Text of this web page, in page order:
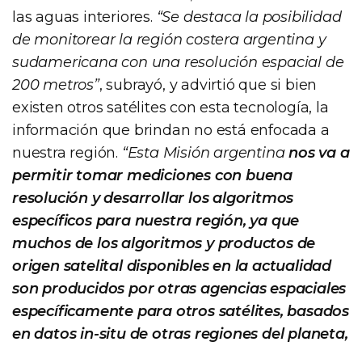
las aguas interiores. “Se destaca la posibilidad
de monitorear la región costera argentina y
sudamericana con una resolución espacial de
200 metros”, subrayó, y advirtió que si bien
existen otros satélites con esta tecnología, la
información que brindan no está enfocada a
nuestra región. “Esta Misión argentinanos va a
permitir tomar mediciones con buena
resolución y desarrollar los algoritmos
específicos para nuestra región, ya que
muchos de los algoritmos y productos de
origen satelital disponibles en la actualidad
son producidos por otras agencias espaciales
específicamente para otros satélites, basados
en datos in-situ de otras regiones del planeta,